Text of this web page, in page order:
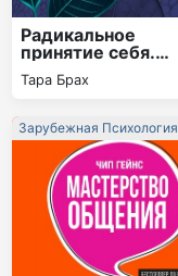
Радикальное
принятие себя.
Буддийский метод
освобождения от
Тара Брах
Зарубежная Психология